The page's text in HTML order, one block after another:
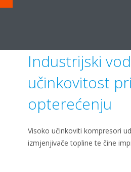
varijabilnim frekvencijama i
Industrijski
učinkovitost
opterećenju
Visoko učinkoviti kompresori
izmjenjivače topline te čine